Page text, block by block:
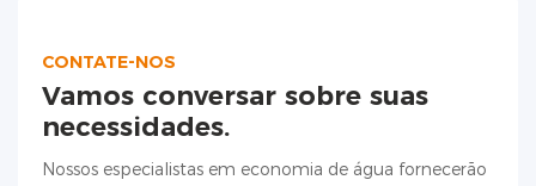
CONTATE-NOS
Vamos conversar sobre suas
necessidades.
Nossos especialistas em economia de água fornecerão